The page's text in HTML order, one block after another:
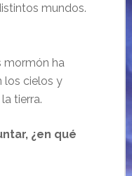
mundos.
mormón ha
los cielos y
tierra.
¿en qué